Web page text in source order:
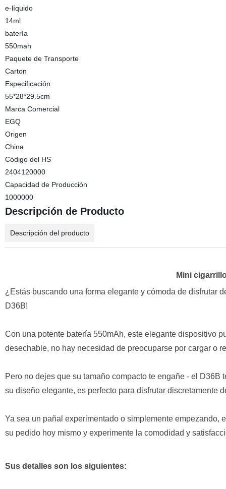
e-líquido
14ml
batería
550mah
Paquete de Transporte
Carton
Especificación
55*28*29.5cm
Marca Comercial
EGQ
Origen
China
Código del HS
2404120000
Capacidad de Producción
1000000
Descripción de Producto
Descripción del producto
Mini
¿Estás buscando una forma elegante y cómoda de disfrutar
D36B!
Con una potente batería 550mAh, este elegante dispositivo
desechable, no hay necesidad de preocuparse por cargar o
Pero no dejes que su tamaño compacto te engañe - el
su diseño elegante, es perfecto para disfrutar discretamente
Ya sea un pañal experimentado o simplemente empezando,
su pedido hoy mismo y experimente la comodidad y
Sus detalles son los siguientes: